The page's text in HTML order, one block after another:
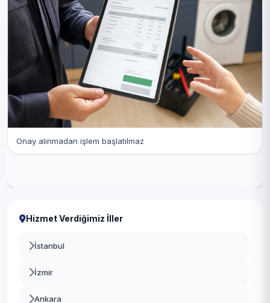
Onay alınmadan işlem başlatılmaz
Hizmet Verdiğimiz İller
İstanbul
İzmir
Ankara